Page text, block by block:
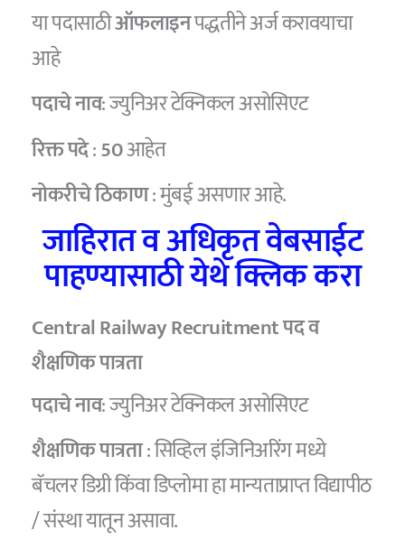
या पदासाठीऑफलाइनपद्धतीने अर्ज करावयाचा
आहे
पदाचे नाव: ज्युनिअर टेक्निकल असोसिएट
रिक्त पदे:50आहेत
नोकरीचे ठिकाण: मुंबई असणार आहे.
जाहिरात व अधिकृत वेबसाईट
पाहण्यासाठी येथे क्लिक करा
Central Railway Recruitmentपद व
शैक्षणिक पात्रता
पदाचे नाव: ज्युनिअर टेक्निकल असोसिएट
शैक्षणिक पात्रता: सिव्हिल इंजिनिअरिंग मध्ये
बॅचलर डिग्री किंवा डिप्लोमा हा मान्यताप्राप्त विद्यापीठ
/ संस्था यातून असावा.